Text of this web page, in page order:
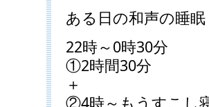
ある日の和声の睡眠
22時～0時30分
①2時間30分
＋
②4時～もうすこし